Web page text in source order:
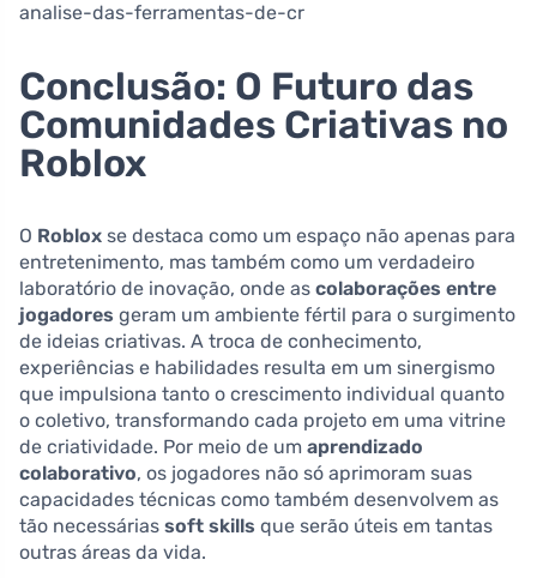
analise-das-ferramentas-de-cr
Conclusão: O Futuro das
Comunidades Criativas no
Roblox
O Roblox se destaca como um espaço não apenas para
entretenimento, mas também como um verdadeiro
laboratório de inovação, onde as colaborações entre
jogadores geram um ambiente fértil para o surgimento
de ideias criativas. A troca de conhecimento,
experiências e habilidades resulta em um sinergismo
que impulsiona tanto o crescimento individual quanto
o coletivo, transformando cada projeto em uma vitrine
de criatividade. Por meio de um aprendizado
colaborativo, os jogadores não só aprimoram suas
capacidades técnicas como também desenvolvem as
tão necessárias soft skills que serão úteis em tantas
outras áreas da vida.